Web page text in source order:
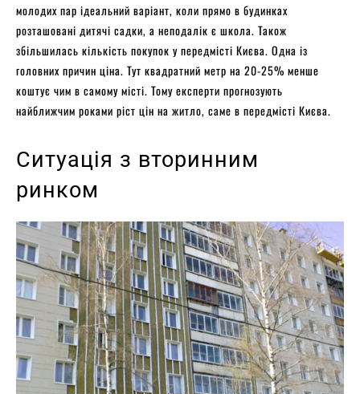
молодих пар ідеальний варіант, коли прямо в будинках
розташовані дитячі садки, а неподалік є школа. Також
збільшилась кількість покупок у передмісті Києва. Одна із
головних причин ціна. Тут квадратний метр на 20-25% менше
коштує чим в самому місті. Тому експерти прогнозують
найближчим роками ріст цін на житло, саме в передмісті Києва.
Ситуація з вторинним
ринком